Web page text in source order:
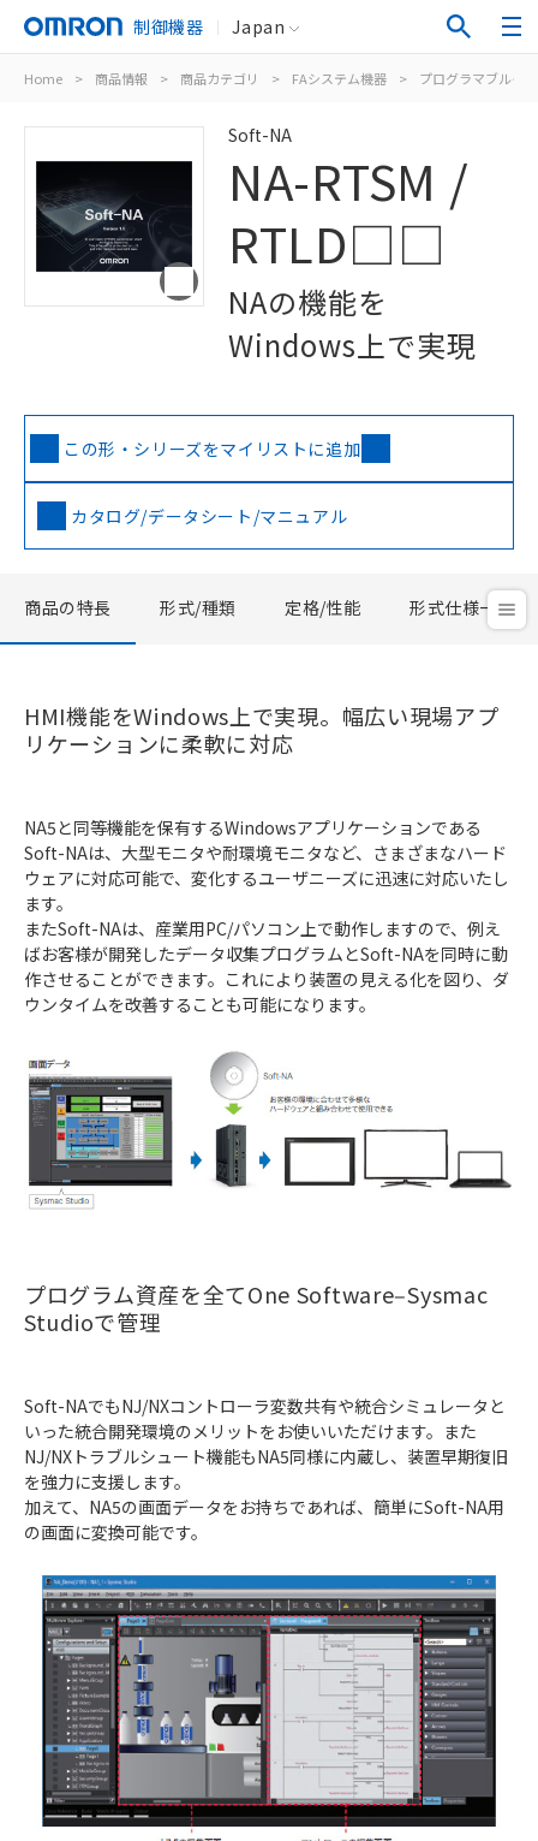
制御機器 Japan
Home > 商品情報 > 商品カテゴリ > FAシステム機器 > プログラマブルタ
Soft-NA
NA-RTSM /
RTLD□□
NAの機能を
Windows上で実現
この形・シリーズをマイリストに追加
カタログ/データシート/マニュアル
商品の特長 形式/種類 定格/性能 形式仕様一覧
HMI機能をWindows上で実現。幅広い現場アプ
リケーションに柔軟に対応
NA5と同等機能を保有するWindowsアプリケーションである
Soft-NAは、大型モニタや耐環境モニタなど、さまざまなハード
ウェアに対応可能で、変化するユーザニーズに迅速に対応いたし
ます。
またSoft-NAは、産業用PC/パソコン上で動作しますので、例え
ばお客様が開発したデータ収集プログラムとSoft-NAを同時に動
作させることができます。これにより装置の見える化を図り、ダ
ウンタイムを改善することも可能になります。
プログラム資産を全てOne Software‒Sysmac
Studioで管理
Soft-NAでもNJ/NXコントローラ変数共有や統合シミュレータと
いった統合開発環境のメリットをお使いいただけます。また
NJ/NXトラブルシュート機能もNA5同様に内蔵し、装置早期復旧
を強力に支援します。
加えて、NA5の画面データをお持ちであれば、簡単にSoft-NA用
の画面に変換可能です。